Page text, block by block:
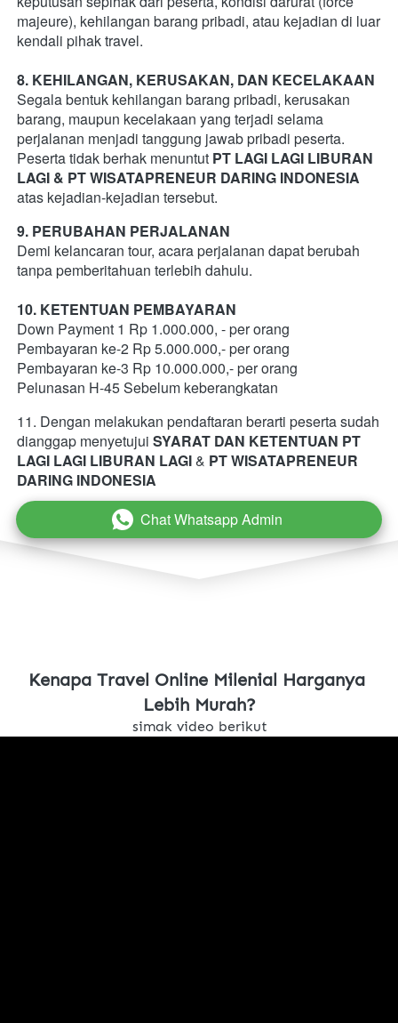
majeure), kehilangan barang pribadi, atau kejadian di luar
kendali pihak travel.
8. KEHILANGAN, KERUSAKAN, DAN KECELAKAAN
Segala bentuk kehilangan barang pribadi, kerusakan
barang, maupun kecelakaan yang terjadi selama
perjalanan menjadi tanggung jawab pribadi peserta.
Peserta tidak berhak menuntut PT LAGI LAGI LIBURAN
LAGI & PT WISATAPRENEUR DARING INDONESIA
atas kejadian-kejadian tersebut.
9. PERUBAHAN PERJALANAN
Demi kelancaran tour, acara perjalanan dapat berubah
tanpa pemberitahuan terlebih dahulu.
10. KETENTUAN PEMBAYARAN
Down Payment 1 Rp 1.000.000, - per orang
Pembayaran ke-2 Rp 5.000.000,- per orang
Pembayaran ke-3 Rp 10.000.000,- per orang
Pelunasan H-45 Sebelum keberangkatan
11. Dengan melakukan pendaftaran berarti peserta sudah
dianggap menyetujui SYARAT DAN KETENTUAN PT
LAGI LAGI LIBURAN LAGI & PT WISATAPRENEUR
DARING INDONESIA
` Chat Whatsapp Admin
Kenapa Travel Online Milenial Harganya
Lebih Murah?
simak video berikut